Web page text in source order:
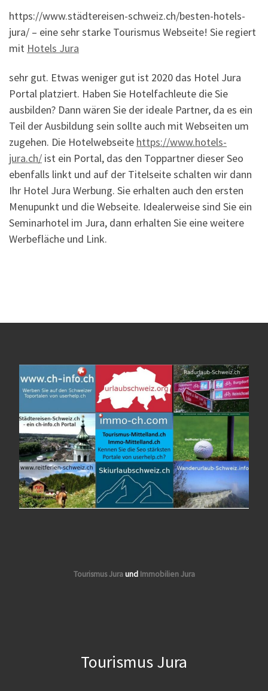
https://www.städtereisen-schweiz.ch/besten-hotels-
jura/ – eine sehr starke Tourismus Webseite! Sie regiert
mit Hotels Jura
sehr gut. Etwas weniger gut ist 2020 das Hotel Jura
Portal platziert. Haben Sie Hotelfachleute die Sie
ausbilden? Dann wären Sie der ideale Partner, da es ein
Teil der Ausbildung sein sollte auch mit Webseiten um
zugehen. Die Hotelwebseite https://www.hotels-
jura.ch/ ist ein Portal, das den Toppartner dieser Seo
ebenfalls linkt und auf der Titelseite schalten wir dann
Ihr Hotel Jura Werbung. Sie erhalten auch den ersten
Menupunkt und die Webseite. Idealerweise sind Sie ein
Seminarhotel im Jura, dann erhalten Sie eine weitere
Werbefläche und Link.
Tourismus Juraund Immobilien Jura
Tourismus Jura